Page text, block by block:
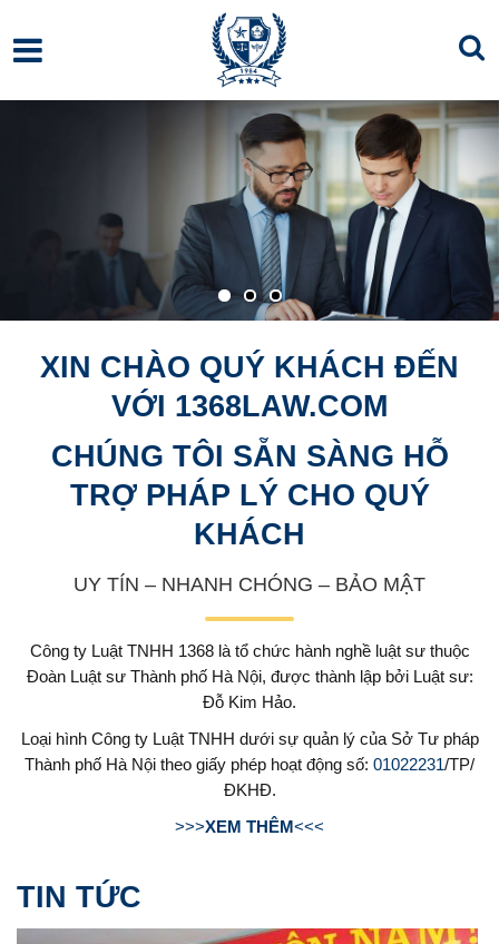
XIN CHÀO QUÝ KHÁCH ĐẾN
VỚI 1368LAW.COM
CHÚNG TÔI SẴN SÀNG HỖ
TRỢ PHÁP LÝ CHO QUÝ
KHÁCH
UY TÍN – NHANH CHÓNG – BẢO MẬT
Công ty Luật TNHH 1368 là tổ chức hành nghề luật sư thuộc
Đoàn Luật sư Thành phố Hà Nội, được thành lập bởi Luật sư:
Đỗ Kim Hảo.
Loại hình Công ty Luật TNHH dưới sự quản lý của Sở Tư pháp
Thành phố Hà Nội theo giấy phép hoạt động số: 01022231/TP/
ĐKHĐ.
>>>XEM THÊM<<<
TIN TỨC